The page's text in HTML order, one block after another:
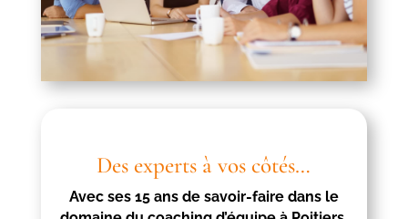
Des experts à vos côtés…
Avec ses 15 ans de savoir-faire dans le